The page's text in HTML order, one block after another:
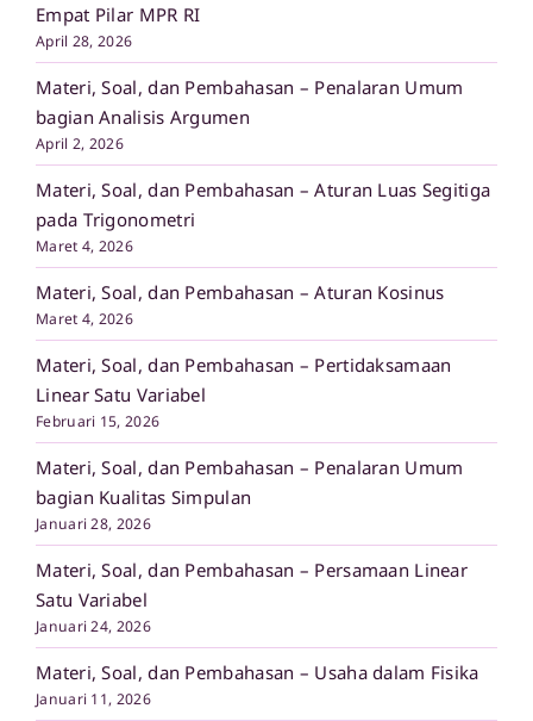
Empat Pilar MPR RI
April 28, 2026
Materi, Soal, dan Pembahasan – Penalaran Umum
bagian Analisis Argumen
April 2, 2026
Materi, Soal, dan Pembahasan – Aturan Luas Segitiga
pada Trigonometri
Maret 4, 2026
Materi, Soal, dan Pembahasan – Aturan Kosinus
Maret 4, 2026
Materi, Soal, dan Pembahasan – Pertidaksamaan
Linear Satu Variabel
Februari 15, 2026
Materi, Soal, dan Pembahasan – Penalaran Umum
bagian Kualitas Simpulan
Januari 28, 2026
Materi, Soal, dan Pembahasan – Persamaan Linear
Satu Variabel
Januari 24, 2026
Materi, Soal, dan Pembahasan – Usaha dalam Fisika
Januari 11, 2026